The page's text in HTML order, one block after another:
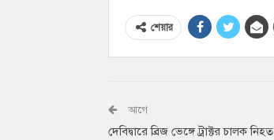
শেয়ার
আগে
দেবিদ্বারে ব্রিজ ভেঙ্গে ট্রাক্টর চালক নিহত